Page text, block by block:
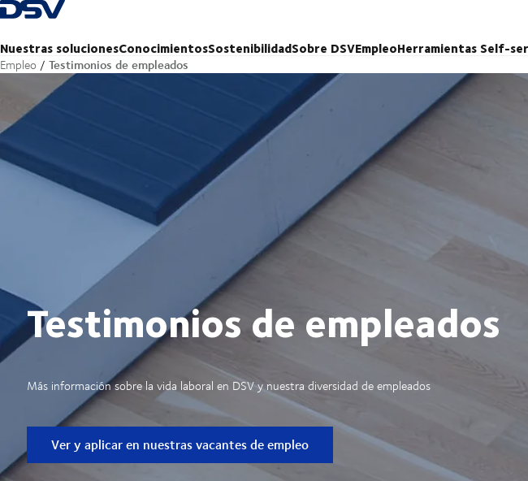
Volver a la página principal
Nuestras solucionesConocimientosSostenibilidadSobre DSVEmpleoHerramientas Self-
Empleo Testimonios de empleados
Testimonios de empleados
Más información sobre la vida laboral en DSV y nuestra diversidad de empleados
Ver y aplicar en nuestras vacantes de empleo